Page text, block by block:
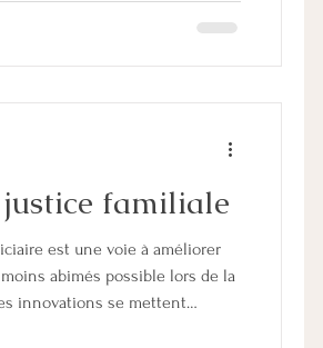
Boîte à outils pour les solutions
accompagn
familiale
est une voie à améliorer
abimés possible lors de la
innovations se mettent